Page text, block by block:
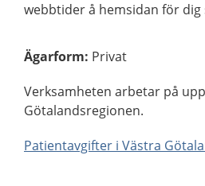
webbtider å hemsidan för dig
Ägarform: Privat
Verksamheten arbetar på
Götalandsregionen.
Patientavgifter i Västra